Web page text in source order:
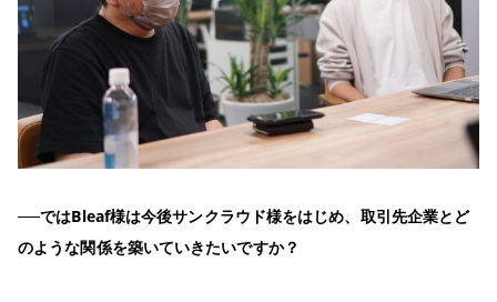
──ではBleaf様は今後サンクラウド様をはじめ、取引先企業とど
のような関係を築いていきたいですか？